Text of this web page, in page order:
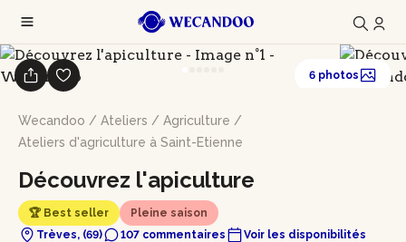
Wecandoo / Ateliers / Agriculture /
Ateliers d'agriculture à Saint-Etienne
Découvrez l'apiculture
🏆 Best seller
Pleine saison
Trèves, (69)
107 commentaires Voir les disponibilités
6 photos